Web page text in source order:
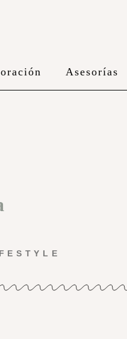
Asesorías